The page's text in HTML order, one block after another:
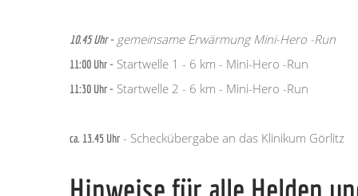
10.45 Uhr -gemeinsame Erwärmung Mini-Hero -Run
11:00 Uhr - Startwelle 1 - 6 km - Mini-Hero -Run
11:30 Uhr - Startwelle 2 - 6 km - Mini-Hero -Run
ca. 13.45 Uhr - Scheckübergabe an das Klinikum Görlitz